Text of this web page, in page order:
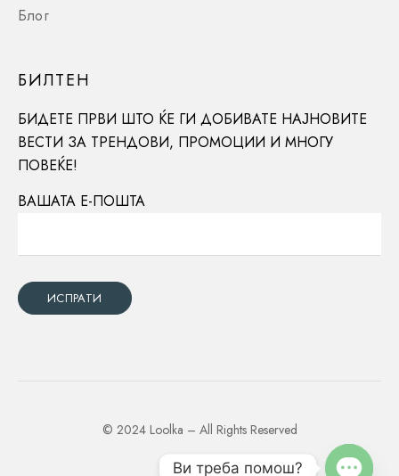
Блог
БИЛТЕН
БИДЕТЕ ПРВИ ШТО ЌЕ ГИ ДОБИВАТЕ НАЈНОВИТЕ
ВЕСТИ ЗА ТРЕНДОВИ, ПРОМОЦИИ И МНОГУ
ПОВЕЌЕ!
ВАШАТА Е-ПОШТА
© 2024 Loolka – All Rights Reserved
Ви треба помош?